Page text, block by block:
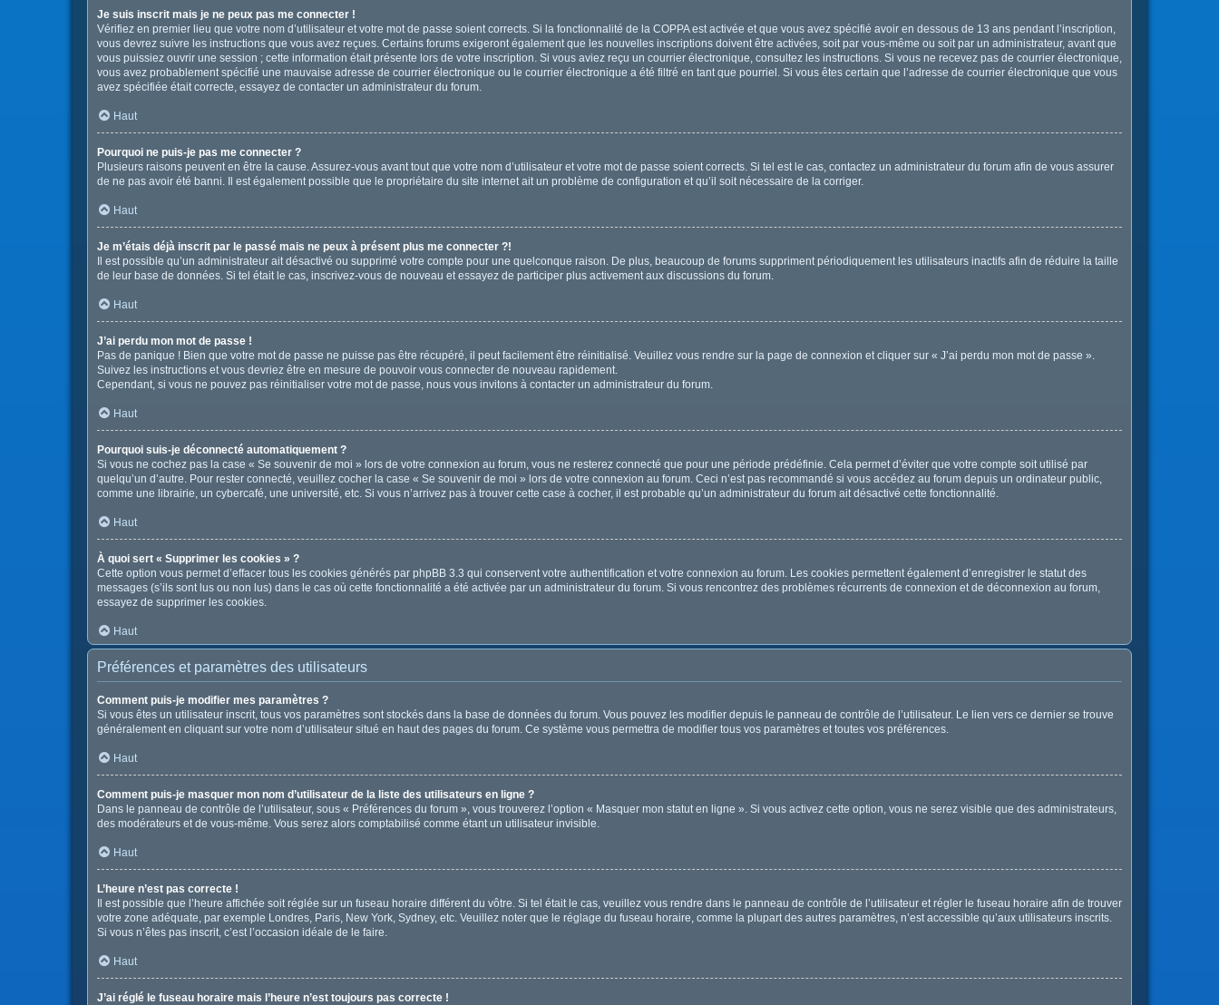
Je suis inscrit mais je ne peux pas me connecter !
Vérifiez en premier lieu que votre nom d’utilisateur et votre mot de passe soient corrects. Si la fonctionnalité de la COPPA est activée et que vous avez spécifié avoir en dessous de 13 ans pendant l’inscription,
vous devrez suivre les instructions que vous avez reçues. Certains forums exigeront également que les nouvelles inscriptions doivent être activées, soit par vous-même ou soit par un administrateur, avant que
vous puissiez ouvrir une session ; cette information était présente lors de votre inscription. Si vous aviez reçu un courrier électronique, consultez les instructions. Si vous ne recevez pas de courrier électronique,
vous avez probablement spécifié une mauvaise adresse de courrier électronique ou le courrier électronique a été filtré en tant que pourriel. Si vous êtes certain que l’adresse de courrier électronique que vous
avez spécifiée était correcte, essayez de contacter un administrateur du forum.
Haut
Pourquoi ne puis-je pas me connecter ?
Plusieurs raisons peuvent en être la cause. Assurez-vous avant tout que votre nom d’utilisateur et votre mot de passe soient corrects. Si tel est le cas, contactez un administrateur du forum afin de vous assurer
de ne pas avoir été banni. Il est également possible que le propriétaire du site internet ait un problème de configuration et qu’il soit nécessaire de la corriger.
Haut
Je m’étais déjà inscrit par le passé mais ne peux à présent plus me connecter ?!
Il est possible qu’un administrateur ait désactivé ou supprimé votre compte pour une quelconque raison. De plus, beaucoup de forums suppriment périodiquement les utilisateurs inactifs afin de réduire la taille
de leur base de données. Si tel était le cas, inscrivez-vous de nouveau et essayez de participer plus activement aux discussions du forum.
Haut
J’ai perdu mon mot de passe !
Pas de panique ! Bien que votre mot de passe ne puisse pas être récupéré, il peut facilement être réinitialisé. Veuillez vous rendre sur la page de connexion et cliquer sur « J’ai perdu mon mot de passe ».
Suivez les instructions et vous devriez être en mesure de pouvoir vous connecter de nouveau rapidement.
Cependant, si vous ne pouvez pas réinitialiser votre mot de passe, nous vous invitons à contacter un administrateur du forum.
Haut
Pourquoi suis-je déconnecté automatiquement ?
Si vous ne cochez pas la case « Se souvenir de moi » lors de votre connexion au forum, vous ne resterez connecté que pour une période prédéfinie. Cela permet d’éviter que votre compte soit utilisé par
quelqu’un d’autre. Pour rester connecté, veuillez cocher la case « Se souvenir de moi » lors de votre connexion au forum. Ceci n’est pas recommandé si vous accédez au forum depuis un ordinateur public,
comme une librairie, un cybercafé, une université, etc. Si vous n’arrivez pas à trouver cette case à cocher, il est probable qu’un administrateur du forum ait désactivé cette fonctionnalité.
Haut
À quoi sert « Supprimer les cookies » ?
Cette option vous permet d’effacer tous les cookies générés par phpBB 3.3 qui conservent votre authentification et votre connexion au forum. Les cookies permettent également d’enregistrer le statut des
messages (s’ils sont lus ou non lus) dans le cas où cette fonctionnalité a été activée par un administrateur du forum. Si vous rencontrez des problèmes récurrents de connexion et de déconnexion au forum,
essayez de supprimer les cookies.
Haut
Préférences et paramètres des utilisateurs
Comment puis-je modifier mes paramètres ?
Si vous êtes un utilisateur inscrit, tous vos paramètres sont stockés dans la base de données du forum. Vous pouvez les modifier depuis le panneau de contrôle de l’utilisateur. Le lien vers ce dernier se trouve
généralement en cliquant sur votre nom d’utilisateur situé en haut des pages du forum. Ce système vous permettra de modifier tous vos paramètres et toutes vos préférences.
Haut
Comment puis-je masquer mon nom d’utilisateur de la liste des utilisateurs en ligne ?
Dans le panneau de contrôle de l’utilisateur, sous « Préférences du forum », vous trouverez l’option « Masquer mon statut en ligne ». Si vous activez cette option, vous ne serez visible que des administrateurs,
des modérateurs et de vous-même. Vous serez alors comptabilisé comme étant un utilisateur invisible.
Haut
L’heure n’est pas correcte !
Il est possible que l’heure affichée soit réglée sur un fuseau horaire différent du vôtre. Si tel était le cas, veuillez vous rendre dans le panneau de contrôle de l’utilisateur et régler le fuseau horaire afin de trouver
votre zone adéquate, par exemple Londres, Paris, New York, Sydney, etc. Veuillez noter que le réglage du fuseau horaire, comme la plupart des autres paramètres, n’est accessible qu’aux utilisateurs inscrits.
Si vous n’êtes pas inscrit, c’est l’occasion idéale de le faire.
Haut
J’ai réglé le fuseau horaire mais l’heure n’est toujours pas correcte !